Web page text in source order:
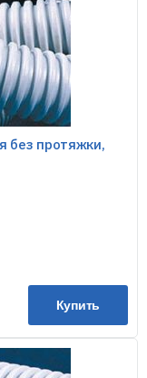
без протяжки,
Купить